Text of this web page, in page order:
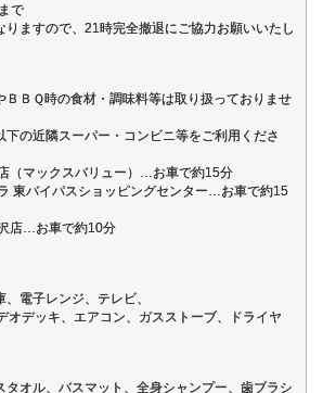
で
りますので、21時完全撤退にご協力お願いいたし
ＢＱ時の食材・調味料等は取り扱っておりませ
の近隣スーパー・コンビニ等をご利用くださ
（マックスバリュー）…お車で約15分
東バイパスショッピングセンター…お車で約15
店…お車で約10分
電子レンジ、テレビ、
デッキ、エアコン、ガスストーブ、ドライヤ
オル、バスマット、全身シャンプー、歯ブラシ